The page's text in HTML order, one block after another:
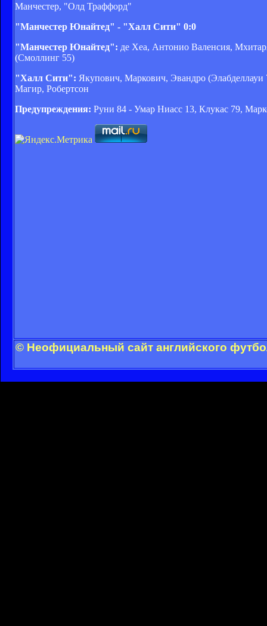
Манчестер, "Олд Траффорд"
"Манчестер Юнайтед" - "Халл Сити" 0:0
"Манчестер Юнайтед": де Хеа, Антонио Валенсия,
(Смоллинг 55)
"Халл Сити": Якупович, Маркович, Эвандро
Магир, Робертсон
Предупреждения: Руни 84 - Умар Ниасс 13, Клукас 79,
© Неофициальный сайт английского